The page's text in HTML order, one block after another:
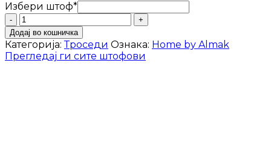
Избери штоф*
Мега
софа
Fluff
количина
Додај во кошничка
Категорија:Троседи Ознака: Home by Almak
Прегледај ги сите штофови